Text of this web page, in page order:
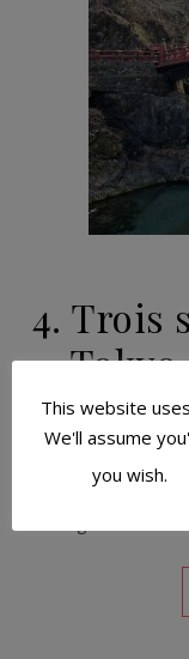
4. Trois
–
notre 4ème
This website
We'll assume
you wish.